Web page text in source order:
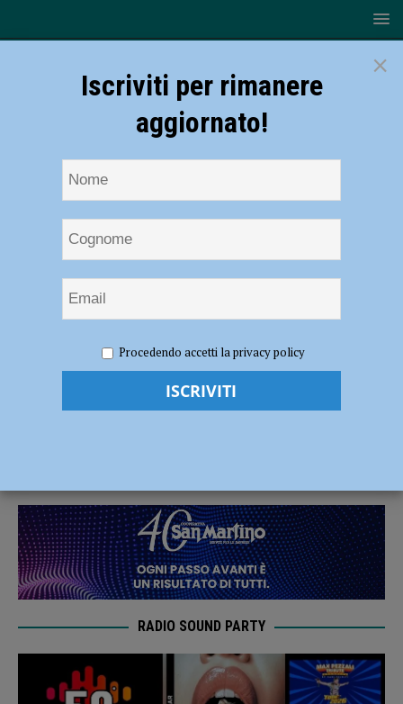
eventi al Mercato Coperto di Campagna Amica
Fine settimana ricco di eventi al Mercato
RADIO SOUND PARTY
×
Iscriviti per rimanere
aggiornato!
Procedendo accetti la privacy policy